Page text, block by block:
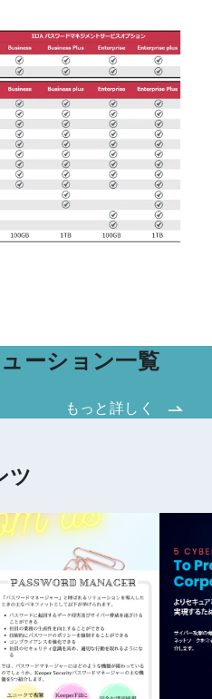
ーション一覧
もっと詳しく
ツ